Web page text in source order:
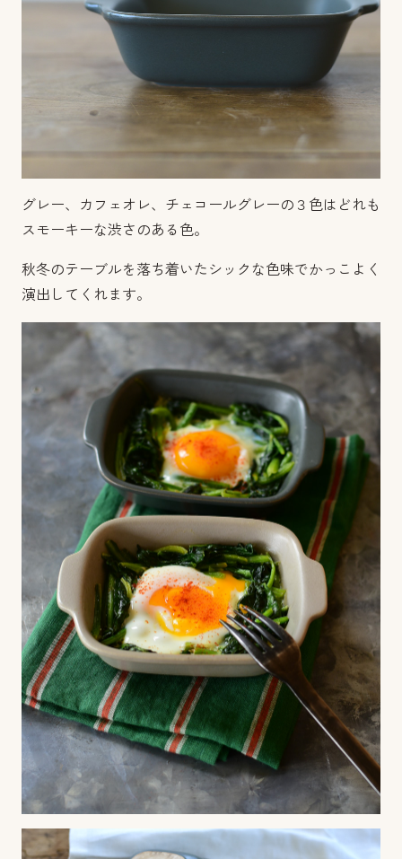
グレー、カフェオレ、チェコールグレーの３色はどれも
スモーキーな渋さのある色。
秋冬のテーブルを落ち着いたシックな色味でかっこよく
演出してくれます。